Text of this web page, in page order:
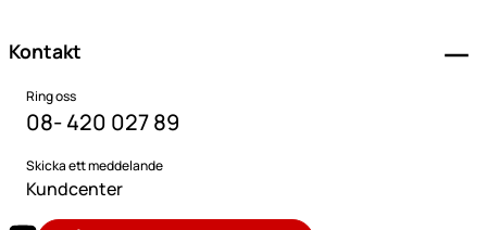
08- 420 027 89
Skicka ett meddelande
Kundcenter
Återköp - frånträda avtal